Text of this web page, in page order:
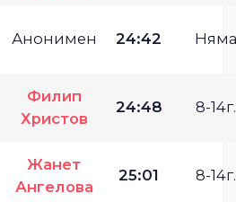
Анонимен 24:42 Няма
Филип
Христов
24:48 8-14г.
Жанет
Ангелова
25:01 8-14г.